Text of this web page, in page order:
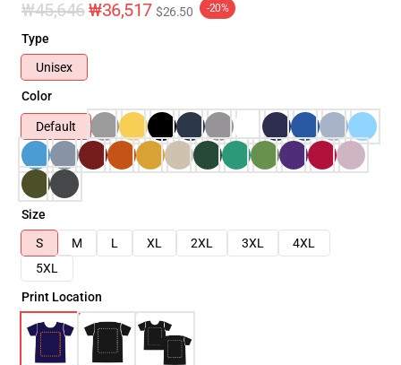
₩45,646₩36,517 $26.50 -20%
Type
Unisex
Color
Default
Size
S
M L XL 2XL 3XL
4XL
5XL
Print Location